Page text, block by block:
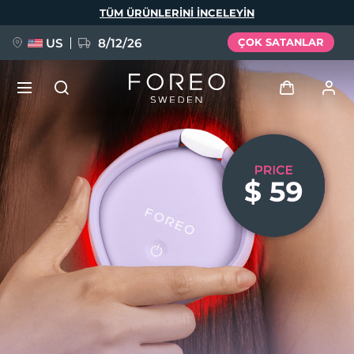
TÜM ÜRÜNLERINI INCELEYIN
US 8/12/26 ÇOK SATANLAR
Giriş
Kullanici profi̇li̇
Cihazlarım
Siparişlerim
Adresim
Aboneliklerim
YENİ
FAQ™ Pure Beauty-Tech Elixir
BREAKING NEWS
issa™ Teeth Whitening Set
Dil Seçimi
English Deutsch
Español
Français
Italiano
Português
Polski
Svenska
Русский
简体中文 繁體中文